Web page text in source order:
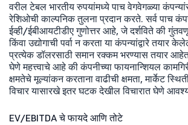
वरील टेबल भारतीय रुपयांमध्ये पाच वेगवेगळ्या
रेशिओची काल्पनिक तुलना प्रदान करते. सर्व पाच
ईव्ही/ईबीआयटीडीए गुणोत्तर आहे, जे दर्शविते की
किंवा उद्योगाची पर्वा न करता या कंपन्यांद्वारे तयार
प्रत्येक डॉलरसाठी समान रक्कम भरण्यास तयार
घेणे महत्त्वाचे आहे की कंपनीच्या फायनान्शियल
क्षमतेचे मूल्यांकन करताना वाढीची क्षमता, मार्केट
विचार यासारखे इतर घटक देखील विचारात घेणे
EV/EBITDA चे फायदे आणि तोटे